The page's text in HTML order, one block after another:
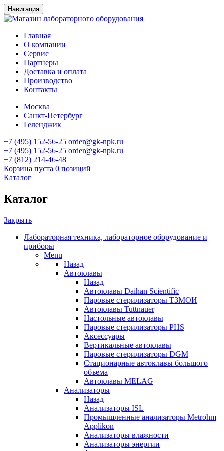
Навигация
Главная
О компании
Сервис
Партнеры
Доставка и оплата
Производство
Контакты
Москва
Санкт-Петербург
Геленджик
+7 (495) 152-56-25 order@gk-npk.ru
+7 (495) 152-56-25 order@gk-npk.ru
+7 (812) 214-46-48
Корзина пуста 0 позиций
Каталог
Каталог
Закрыть
Лабораторная техника, лабораторное оборудование и
приборы
Menu
Назад
Автоклавы
Назад
Автоклавы Daihan Scientific
Паровые стерилизаторы ТЗМОИ
Автоклавы Tuttnauer
Наcтольные автоклавы
Паровые стерилизаторы PHS
Аксессуары
Вертикальные автоклавы
Паровые стерилизаторы DGM
Стационарные автоклавы большого
объема
Автоклавы MELAG
Анализаторы
Назад
Анализаторы ISL
Промышленные анализаторы Metrohm
Applikon
Анализаторы влажности
Анализаторы энергии